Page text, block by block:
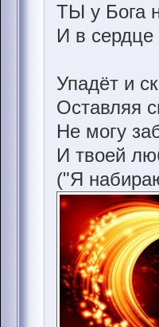
ТЫ у Бога
И в сердце
Упадёт и
Оставляя
Не могу
И твоей
("Я